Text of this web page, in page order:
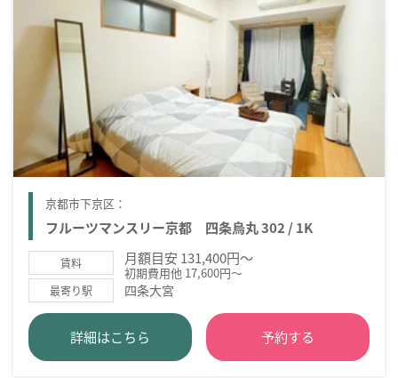
京都市下京区：
フルーツマンスリー京都 四条烏丸 302 / 1K
賃料 月額目安 131,400円～
初期費用他 17,600円～
最寄り駅 四条大宮
詳細はこちら 予約する